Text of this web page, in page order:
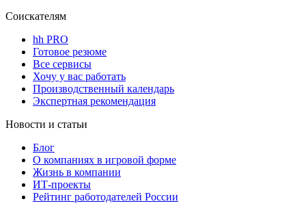
Соискателям
hh PRO
Готовое резюме
Все сервисы
Хочу у вас работать
Производственный календарь
Экспертная рекомендация
Новости и статьи
Блог
О компаниях в игровой форме
Жизнь в компании
ИТ-проекты
Рейтинг работодателей России